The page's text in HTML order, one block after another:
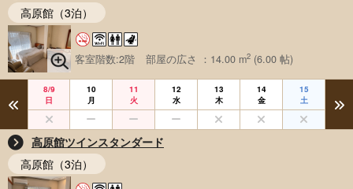
高原館（3泊）
客室階数:2階 部屋の広さ ：14.00 m2 (6.00 帖)
8/9
日
10
月
11
火
12
水
13
木
14
金
15
土
高原館ツインスタンダード
高原館（3泊）